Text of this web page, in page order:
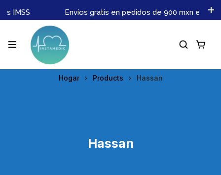
IMSS Envíos gratis en pedidos de 900 mxn en
Hogar Products Hassan
Hassan